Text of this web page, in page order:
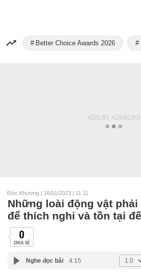
Better Choice Awards 2026
Đức Khương | 16/01/2023 | 11:11
Những loài động vật
để thích nghi và tồn tại
0
CHIA SẺ
Nghe đọc bài 4:15